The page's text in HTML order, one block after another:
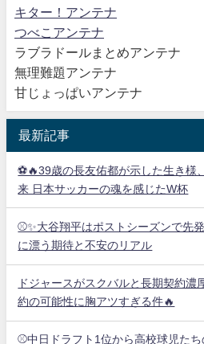
キター！アンテナ
つべこアンテナ
ラブラドールまとめアンテナ
無理難題アンテナ
甘じょっぱいアンテナ
最新記事
⚽🔥39歳の長友佑都が示した生き様
来 日本サッカーの魂を感じたW杯
⚾✨大谷翔平はポストシーズンで先
に漂う期待と不安のリアル
ドジャースがスクバルと長期契約濃
約の可能性に胸アツすぎる件🔥
⚾中日ドラフト1位から高校球児た